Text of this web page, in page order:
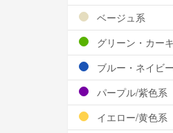
ベージュ系
グリーン・カー
ブルー・ネイビ
パープル/紫色系
イエロー/黄色系